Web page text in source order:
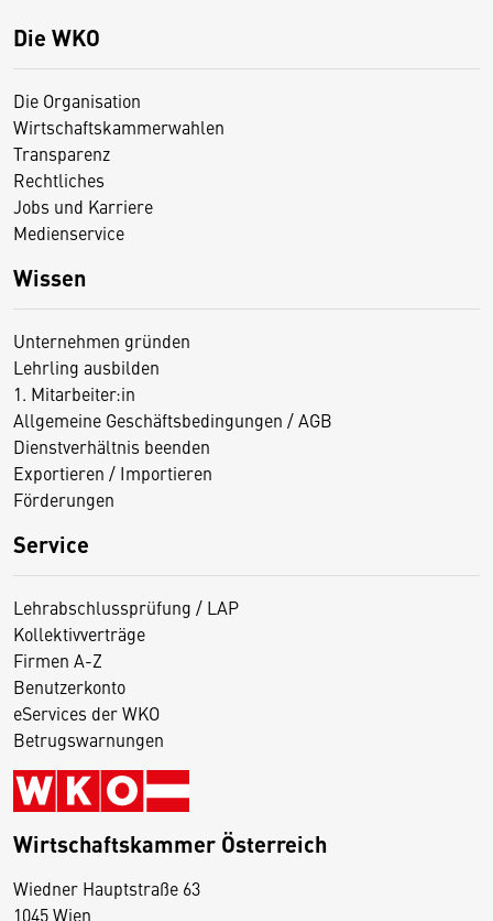
Die WKO
Die Organisation
Wirtschaftskammerwahlen
Transparenz
Rechtliches
Jobs und Karriere
Medienservice
Wissen
Unternehmen gründen
Lehrling ausbilden
1. Mitarbeiter:in
Allgemeine Geschäftsbedingungen / AGB
Dienstverhältnis beenden
Exportieren / Importieren
Förderungen
Service
Lehrabschlussprüfung / LAP
Kollektivverträge
Firmen A-Z
Benutzerkonto
eServices der WKO
Betrugswarnungen
Wirtschaftskammer Österreich
Wiedner Hauptstraße 63
1045 Wien
D